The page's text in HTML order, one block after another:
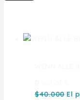
$40.000 El